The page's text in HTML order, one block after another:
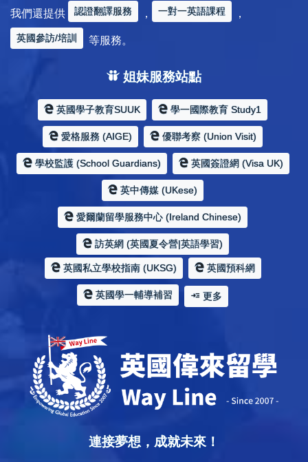
我們還提供 認證翻譯服務 一對一英語課程
英國參訪/培訓 等服務。
姐妹服務站點
英國學子教育SUUK 學一國際教育 Study1
愛格服務 (AIGE) 優聯考察 (Union Visit)
學校監護 (School Guardians) 英國簽證網 (Visa UK)
英中傳媒 (UKese)
愛爾蘭留學服務中心 (Ireland Chinese)
訪英網 (英國夏令營|英語學習)
英國私立學校指南 (UKSG) 英國預科網
英國學一輔導補習 更多
連接夢想，成就未來！